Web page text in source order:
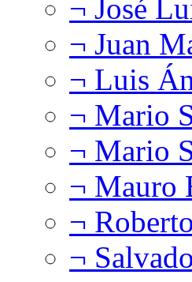
¬ José
¬ Juan
¬ Luis
¬ Mario
¬ Mario
¬ Mauro
¬
¬